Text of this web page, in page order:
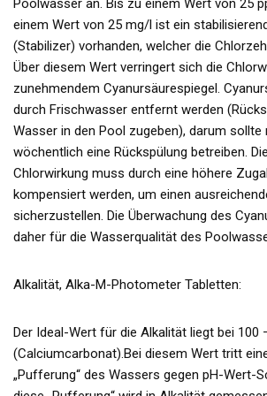
Poolwasser an. Bis zu einem Wert von 25
einem Wert von 25 mg/l ist ein
(Stabilizer) vorhanden, welcher die
Über diesem Wert verringert sich die
zunehmendem Cyanursäurespiegel.
durch Frischwasser entfernt werden
Wasser in den Pool zugeben), darum sollte
wöchentlich eine Rückspülung betreiben.
Chlorwirkung muss durch eine höhere
kompensiert werden, um einen
sicherzustellen. Die Überwachung des
daher für die Wasserqualität des
Alkalität, Alka-M-Photometer Tabletten:
Der Ideal-Wert für die Alkalität liegt bei 100
(Calciumcarbonat).Bei diesem Wert tritt
„Pufferung“ des Wassers gegen pH-Wert-